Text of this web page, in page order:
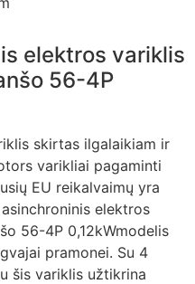
elektros variklis
56-4P
skirtas ilgalaikiam ir
varikliai pagaminti
EU reikalvaimų yra
elektros
56-4P 0,12kWmodelis
pramonei. Su 4
šis variklis užtikrina